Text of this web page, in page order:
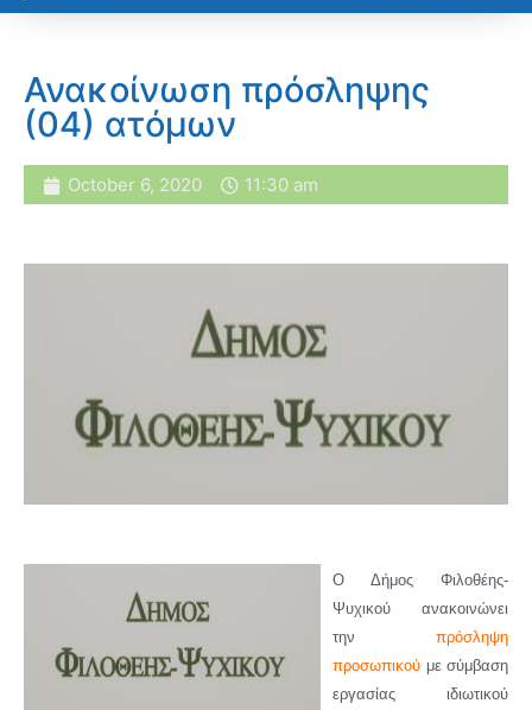
Ανακοίνωση πρόσληψης
(04) ατόμων
October 6, 2020 11:30 am
Ο Δήμος Φιλοθέης-
Ψυχικού ανακοινώνει
την πρόσληψη
προσωπικού με σύμβαση
εργασίας ιδιωτικού